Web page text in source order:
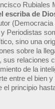
Rubiales
escriba de
(Democracia
Periodistas
sino una
sobre la
sus relaciones
de la
entre el bien
principio